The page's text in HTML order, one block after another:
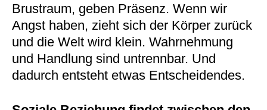
Brustraum, geben Präsenz. Wenn wir
Angst haben, zieht sich der Körper zurück
und die Welt wird klein. Wahrnehmung
und Handlung sind untrennbar. Und
dadurch entsteht etwas Entscheidendes.